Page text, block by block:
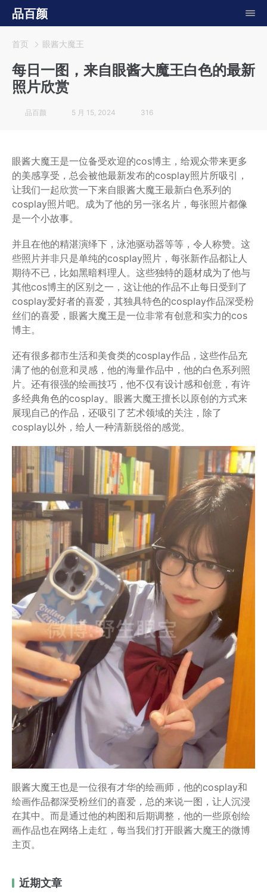
品百颜
首页 眼酱大魔王
每日一图，来自眼酱大魔王白色的最新
照片欣赏
品百颜 5 月 15, 2024 316
眼酱大魔王是一位备受欢迎的cos博主，给观众带来更多
的美感享受，总会被他最新发布的cosplay照片所吸引，
让我们一起欣赏一下来自眼酱大魔王最新白色系列的
cosplay照片吧。成为了他的另一张名片，每张照片都像
是一个小故事。
并且在他的精湛演绎下，泳池驱动器等等，令人称赞。这
些照片并非只是单纯的cosplay照片，每张新作品都让人
期待不已，比如黑暗料理人。这些独特的题材成为了他与
其他cos博主的区别之一，这让他的作品不止每日受到了
cosplay爱好者的喜爱，其独具特色的cosplay作品深受粉
丝们的喜爱，眼酱大魔王是一位非常有创意和实力的cos
博主。
还有很多都市生活和美食类的cosplay作品，这些作品充
满了他的创意和灵感，他的海量作品中，他的白色系列照
片。还有很强的绘画技巧，他不仅有设计感和创意，有许
多经典角色的cosplay。眼酱大魔王擅长以原创的方式来
展现自己的作品，还吸引了艺术领域的关注，除了
cosplay以外，给人一种清新脱俗的感觉。
眼酱大魔王也是一位很有才华的绘画师，他的cosplay和
绘画作品都深受粉丝们的喜爱，总的来说一图，让人沉浸
在其中。而是通过他的构图和后期调整，他的一些原创绘
画作品也在网络上走红，每当我们打开眼酱大魔王的微博
主页。
近期文章